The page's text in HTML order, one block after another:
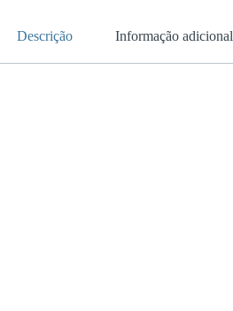
Descrição Informação adicional